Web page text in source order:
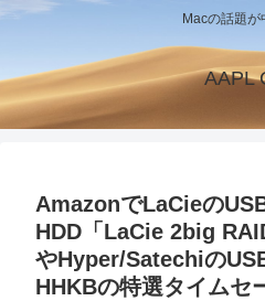
Macの話題が
AAPL
AmazonでLaCieの
HDD「LaCie 2big
やHyper/Satechiの
HHKBの特選タイムセ